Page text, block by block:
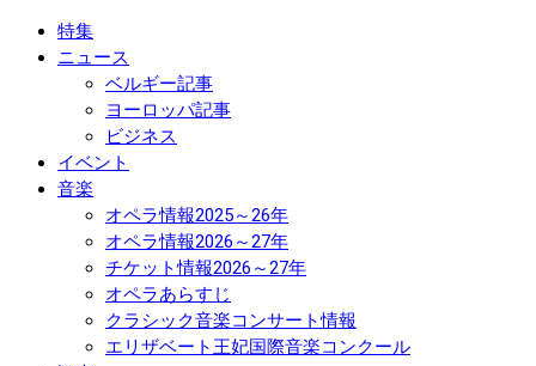
特集
ニュース
ベルギー記事
ヨーロッパ記事
ビジネス
イベント
音楽
オペラ情報2025～26年
オペラ情報2026～27年
チケット情報2026～27年
オペラあらすじ
クラシック音楽コンサート情報
エリザベート王妃国際音楽コンクール